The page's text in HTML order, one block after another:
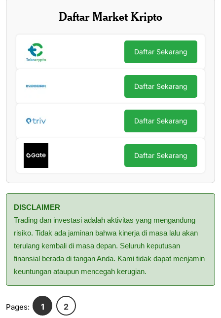
Daftar Market Kripto
Daftar Sekarang
Daftar Sekarang
Daftar Sekarang
Daftar Sekarang
DISCLAIMER
Trading dan investasi adalah aktivitas yang mengandung
risiko. Tidak ada jaminan bahwa kinerja di masa lalu akan
terulang kembali di masa depan. Seluruh keputusan
finansial berada di tangan Anda. Kami tidak dapat menjamin
keuntungan ataupun mencegah kerugian.
Pages: 1 2